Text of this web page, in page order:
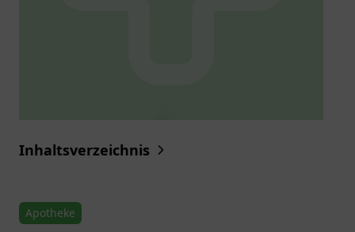
Inhaltsverzeichnis
Apotheke